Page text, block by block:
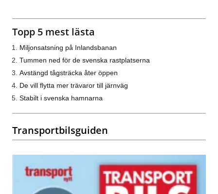
Topp 5 mest lästa
Miljonsatsning på Inlandsbanan
Tummen ned för de svenska rastplatserna
Avstängd tågsträcka åter öppen
De vill flytta mer trävaror till järnväg
Stabilt i svenska hamnarna
Transportbilsguiden